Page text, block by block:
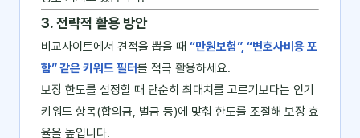
3. 전략적 활용 방안
비교사이트에서 견적을 뽑을 때 “만원보험”, “변호사비용 포
함” 같은 키워드 필터를 적극 활용하세요.
보장 한도를 설정할 때 단순히 최대치를 고르기보다는 인기
키워드 항목(합의금, 벌금 등)에 맞춰 한도를 조절해 보장 효
율을 높입니다.